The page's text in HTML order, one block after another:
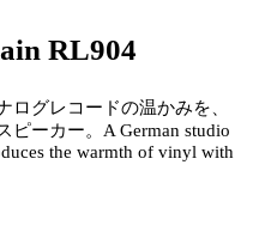
RL904
ログレコードの温かみを、
ピーカー。 A German studio
the warmth of vinyl with